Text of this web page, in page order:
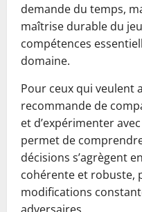
demande du temps,
maîtrise durable du
compétences
domaine.
Pour ceux qui veulent
recommande de
et d’expérimenter
permet de
décisions s’agrègent
cohérente et robuste,
modifications